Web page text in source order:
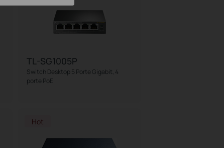
TL-SG1005P
Switch Desktop 5 Porte Gigabit, 4
porte PoE
Hot